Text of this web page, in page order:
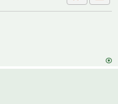
Zitat